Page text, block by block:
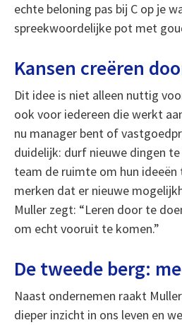
echte beloning pas bij C op je
spreekwoordelijke pot met
Kansen creëren
Dit idee is niet alleen nuttig
ook voor iedereen die werkt
nu manager bent of
duidelijk: durf nieuwe dingen
team de ruimte om hun
merken dat er nieuwe
Muller zegt: “Leren door te
om echt vooruit te komen.”
De tweede berg:
Naast ondernemen raakt
dieper inzicht in ons leven en